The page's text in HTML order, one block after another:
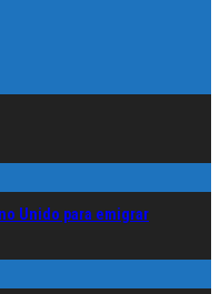
Unido para emigrar